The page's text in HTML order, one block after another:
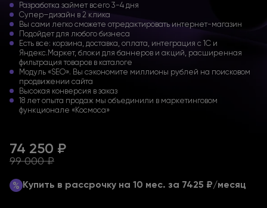
Разработка займет всего 3-4 дня
Супер–дизайн в 2 клика
Вы сами легко сможете отредактировать интернет-магазин
Подойдет для любого бизнеса
Есть все: корзина, доставка, оплата, интеграция с 1С и
Яндекс.Маркет, блоки для баннеров и акций, расширенная
фильтрация товаров в каталоге
Модуль «SEO». Вы сэкономите миллионы рублей на поисковом
продвижении сайта
Высокая конверсия в заказ
18 лет опыта продаж мы объединили в маркетинговом
функционале «Космоса»
74 250 ₽
99 000 ₽
Купить в рассрочку на 10 мес. за 7425 ₽/месяц